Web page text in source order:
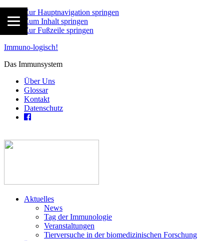
Zur Hauptnavigation springen
Zum Inhalt springen
Zur Fußzeile springen
Immuno-logisch!
Das Immunsystem
Über Uns
Glossar
Kontakt
Datenschutz
Aktuelles
News
Tag der Immunologie
Veranstaltungen
Tierversuche in der biomedizinischen Forschung